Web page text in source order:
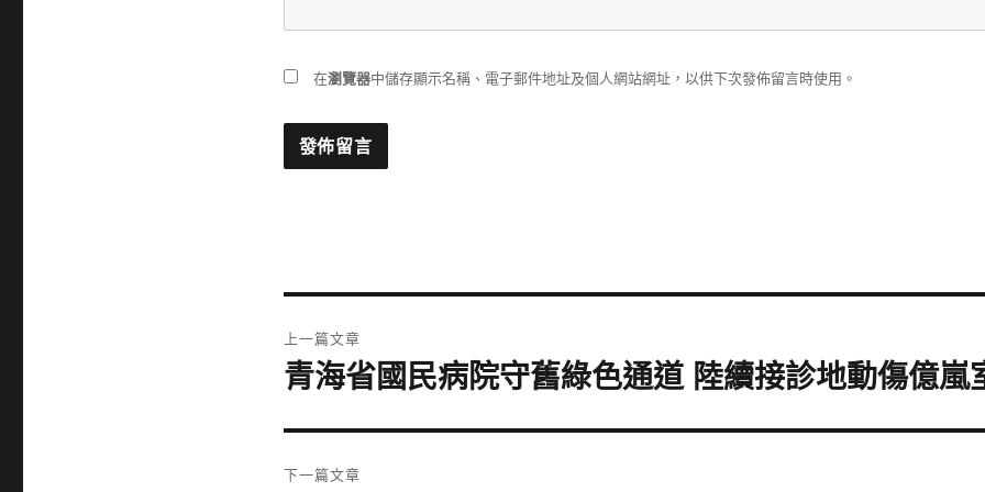
在瀏覽器中儲存顯示名稱、電子郵件地址及個人網站網址，以供下次發佈留言時使用。
章
上一篇文章
上
篇
文
青海省國民病院守舊綠色通道 陸續接診地動傷億嵐
下一篇文章